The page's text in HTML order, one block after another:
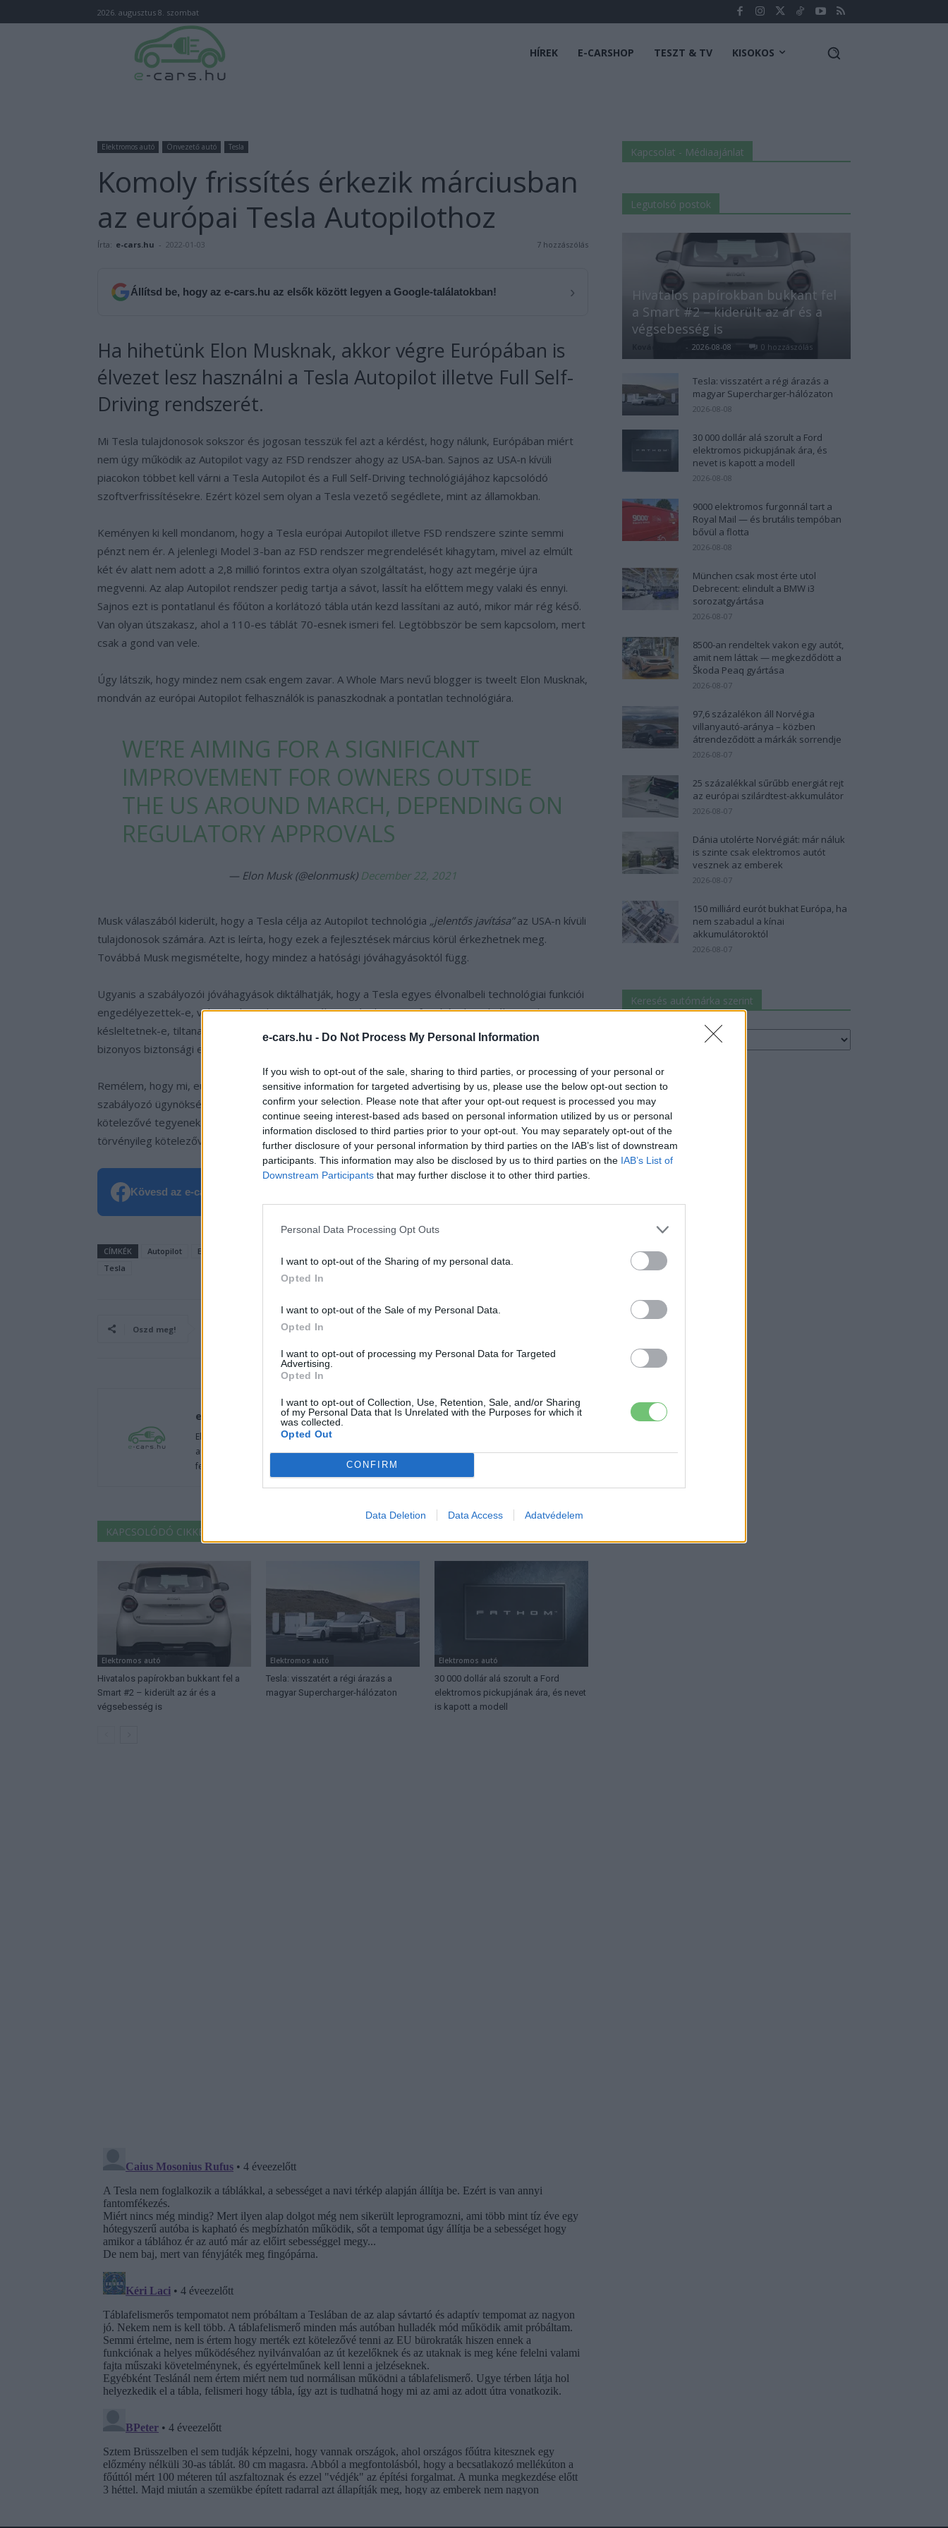
e-cars.hu - Do Not Process My Personal Information
If you wish to opt-out of the sale, sharing to third parties, or processing of your personal or
sensitive information for targeted advertising by us, please use the below opt-out section to
confirm your selection. Please note that after your opt-out request is processed you may
continue seeing interest-based ads based on personal information utilized by us or personal
information disclosed to third parties prior to your opt-out. You may separately opt-out of the
further disclosure of your personal information by third parties on the IAB’s list of downstream
participants. This information may also be disclosed by us to third parties on the IAB’s List of
Downstream Participants that may further disclose it to other third parties.
Personal Data Processing Opt Outs
I want to opt-out of the Sharing of my personal data.
Opted In
I want to opt-out of the Sale of my Personal Data.
Opted In
I want to opt-out of processing my Personal Data for Targeted
Advertising.
Opted In
I want to opt-out of Collection, Use, Retention, Sale, and/or Sharing
of my Personal Data that Is Unrelated with the Purposes for which it
was collected.
Opted Out
CONFIRM
Data Deletion Data Access Adatvédelem
2026. augusztus 8. szombat
HÍREK E-CARSHOP TESZT & TV KISOKOS
Elektromos autó Önvezető autó Tesla
Komoly frissítés érkezik márciusban
az európai Tesla Autopilothoz
Írta: e-cars.hu - 2022-01-03 7 hozzászólás
Állítsd be, hogy az e-cars.hu az elsők között legyen a Google-találatokban! ›
Ha hihetünk Elon Musknak, akkor végre Európában is
élvezet lesz használni a Tesla Autopilot illetve Full Self-
Driving rendszerét.
Mi Tesla tulajdonosok sokszor és jogosan tesszük fel azt a kérdést, hogy nálunk, Európában miért
nem úgy működik az Autopilot vagy az FSD rendszer ahogy az USA-ban. Sajnos az USA-n kívüli
piacokon többet kell várni a Tesla Autopilot és a Full Self-Driving technológiájához kapcsolódó
szoftverfrissítésekre. Ezért közel sem olyan a Tesla vezető segédlete, mint az államokban.
Keményen ki kell mondanom, hogy a Tesla európai Autopilot illetve FSD rendszere szinte semmi
pénzt nem ér. A jelenlegi Model 3-ban az FSD rendszer megrendelését kihagytam, mivel az elmúlt
két év alatt nem adott a 2,8 millió forintos extra olyan szolgáltatást, hogy azt megérje újra
megvenni. Az alap Autopilot rendszer pedig tartja a sávot, lassít ha előttem megy valaki és ennyi.
Sajnos ezt is pontatlanul és főúton a korlátozó tábla után kezd lassítani az autó, mikor már rég késő.
Van olyan útszakasz, ahol a 110-es táblát 70-esnek ismeri fel. Legtöbbször be sem kapcsolom, mert
csak a gond van vele.
Úgy látszik, hogy mindez nem csak engem zavar. A Whole Mars nevű blogger is tweelt Elon Musknak,
mondván az európai Autopilot felhasználók is panaszkodnak a pontatlan technológiára.
WE’RE AIMING FOR A SIGNIFICANT
IMPROVEMENT FOR OWNERS OUTSIDE
THE US AROUND MARCH, DEPENDING ON
REGULATORY APPROVALS
— Elon Musk (@elonmusk) December 22, 2021
Musk válaszából kiderült, hogy a Tesla célja az Autopilot technológia „jelentős javítása”az USA-n kívüli
tulajdonosok számára. Azt is leírta, hogy ezek a fejlesztések március körül érkezhetnek meg.
Továbbá Musk megismételte, hogy mindez a hatósági jóváhagyásoktól függ.
Ugyanis a szabályozói jóváhagyások diktálhatják, hogy a Tesla egyes élvonalbeli technológiai funkciói
engedélyezettek-e, valamint hogy bizonyos változtatásokat vagy frissítéseket jóváhagynak-e,
késleltetnek-e, tiltanak-e vagy sem. Az Európai Unió országai még 2019-ben állapodtak meg
bizonyos biztonsági előírások hozzáadásáról, amelyeket 2020 januárjában kezdtek el érvényesíteni.
Remélem, hogy mi, európai Teslások reménykedhetünk az Autopilot frissítésében. Az európai
szabályozó ügynökségek jelenleg azon vannak, hogy bizonyos járműbiztonsági rendszereket
kötelezővé tegyenek. Ami ennél is fontosabb, hogy az uniós szabályozók 2022. július 6-tól
törvényileg kötelezővé teszik az előírásokat.
Kövesd az e-cars.hu-t a Facebookon is, további tartalmakért!
CÍMKÉK Autopilot Elektromobilitás
Tesla
Oszd meg!
e-cars.hu
Elektromosan közlekedsz, vagy a váltáson töprengsz? Érdekelnek a legfrissebb hírek az e-
autók világából, vagy foglalkoztatnak a legújabb fejlesztések az elektromosság és a
fenntarthatóság területén? Akkor jó helyen jársz!
KAPCSOLÓDÓ CIKKEK
Elektromos autó
Hivatalos papírokban bukkant fel a
Smart #2 – kiderült az ár és a
végsebesség is
Elektromos autó
Tesla: visszatért a régi árazás a
magyar Supercharger-hálózaton
Elektromos autó
30 000 dollár alá szorult a Ford
elektromos pickupjának ára, és nevet
is kapott a modell
Kapcsolat - Médiaajánlat
Legutolsó postok
Hivatalos papírokban bukkant fel
a Smart #2 – kiderült az ár és a
végsebesség is
- 2026-08-08 0 hozzászólás
Tesla: visszatért a régi árazás a
magyar Supercharger-hálózaton
2026-08-08
30 000 dollár alá szorult a Ford
elektromos pickupjának ára, és
nevet is kapott a modell
2026-08-08
9000 elektromos furgonnál tart a
Royal Mail — és brutális tempóban
bővül a flotta
2026-08-08
München csak most érte utol
Debrecent: elindult a BMW i3
sorozatgyártása
2026-08-07
8500-an rendeltek vakon egy autót,
amit nem láttak — megkezdődött a
Škoda Peaq gyártása
2026-08-07
97,6 százalékon áll Norvégia
villanyautó-aránya – közben
átrendeződött a márkák sorrendje
2026-08-07
25 százalékkal sűrűbb energiát rejt
az európai szilárdtest-akkumulátor
2026-08-07
Dánia utolérte Norvégiát: már náluk
is szinte csak elektromos autót
vesznek az emberek
2026-08-07
150 milliárd eurót bukhat Európa, ha
nem szabadul a kínai
akkumulátoroktól
2026-08-07
Keresés autómárka szerint